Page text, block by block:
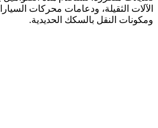
الآلات الثقيلة، ودعامات محركات
ومكونات النقل بالسكك الحديدية.